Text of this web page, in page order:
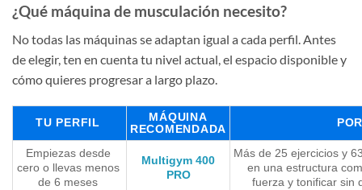
¿Qué máquina de musculación necesito?
No todas las máquinas se adaptan igual a cada perfil. Antes
de elegir, ten en cuenta tu nivel actual, el espacio disponible y
cómo quieres progresar a largo plazo.
TU PERFIL
MÁQUINA
RECOMENDADA
Empiezas desde
cero o llevas menos
de 6 meses
Multigym 400
PRO
Más de 25 ejercicios y
en una estructura
fuerza y tonificar sin